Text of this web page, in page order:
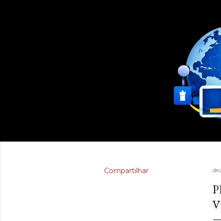
Compartilhar